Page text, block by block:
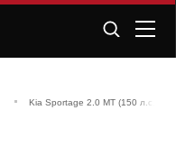
Kia Sportage 2.0 MT (150 л.с.)